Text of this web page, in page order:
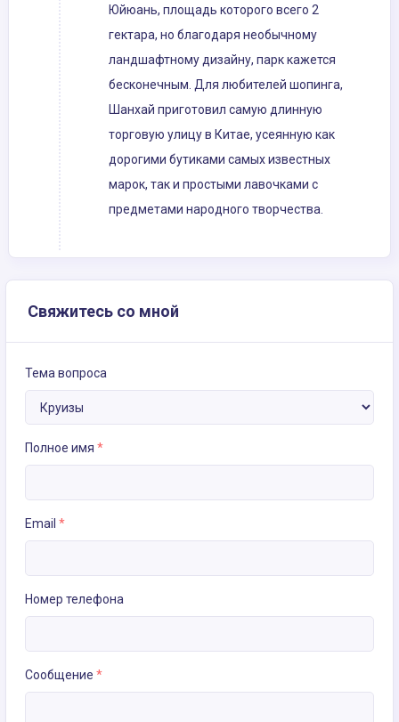
Юйюань, площадь которого всего 2
гектара, но благодаря необычному
ландшафтному дизайну, парк кажется
бесконечным. Для любителей шопинга,
Шанхай приготовил самую длинную
торговую улицу в Китае, усеянную как
дорогими бутиками самых известных
марок, так и простыми лавочками с
предметами народного творчества.
Свяжитесь со мной
Тема вопроса
Полное имя *
Email *
Номер телефона
Сообщение *